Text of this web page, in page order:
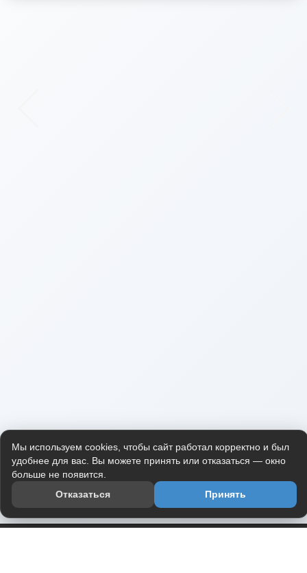
Мы используем cookies, чтобы сайт работал корректно и был
удобнее для вас. Вы можете принять или отказаться — окно
больше не появится.
Отказаться
Принять